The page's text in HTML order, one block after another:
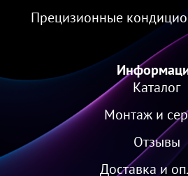
Прецизионные
Каталог
Монтаж и
Отзывы
Доставка и